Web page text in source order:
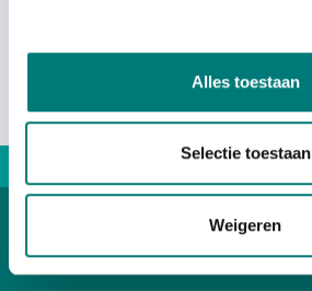
Alles toestaan
Selectie toestaan
Weigeren
Categories